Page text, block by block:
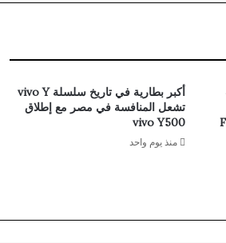
أكبر بطارية في تاريخ سلسلة vivo Y
تشعل المنافسة في مصر مع إطلاق
vivo Y500
منذ يوم واحد